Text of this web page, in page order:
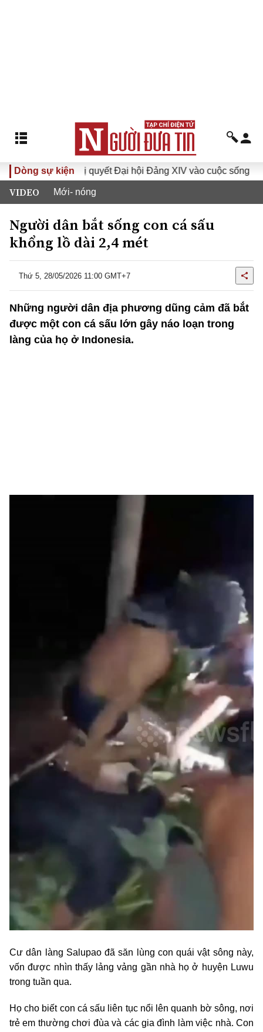
Dòng sự kiện
Đưa Nghị quyết Đại hội Đảng XIV vào cuộc sống
VIDEO Mới- nóng
Người dân bắt sống con cá sấu
khổng lồ dài 2,4 mét
Thứ 5, 28/05/2026 11:00 GMT+7
Những người dân địa phương dũng cảm đã bắt
được một con cá sấu lớn gây náo loạn trong
làng của họ ở Indonesia.
Cư dân làng Salupao đã săn lùng con quái vật sông này,
vốn được nhìn thấy lảng vảng gần nhà họ ở huyện Luwu
trong tuần qua.
Họ cho biết con cá sấu liên tục nổi lên quanh bờ sông, nơi
trẻ em thường chơi đùa và các gia đình làm việc nhà. Con